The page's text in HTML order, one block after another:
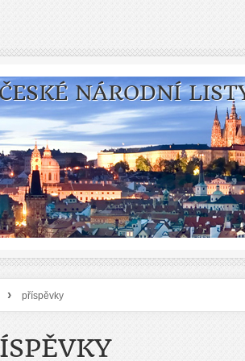
NÁRODNÍ
› příspěvky